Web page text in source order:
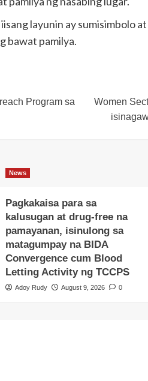
layunin ay sumisimbolo
bawat pamilya.
Program sa
Women
News
Pagkakaisa para sa
kalusugan at drug-free na
pamayanan, isinulong sa
matagumpay na BIDA
Convergence cum Blood
Letting Activity ng TCCPS
Adoy Rudy August 9, 2026 0